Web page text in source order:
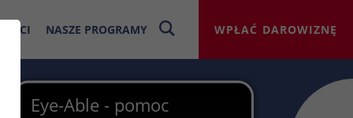
WPŁAĆ DAROWIZNĘ
NASZE PROGRAMY